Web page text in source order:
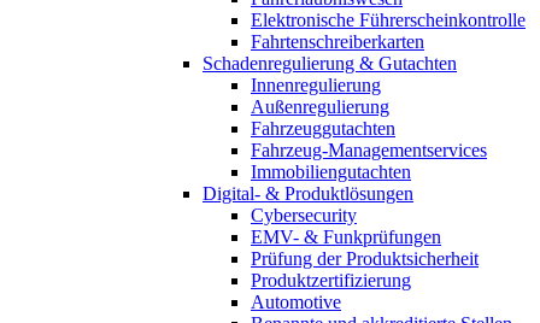
Elektronische Führerscheinkontrolle
Fahrtenschreiberkarten
Schadenregulierung & Gutachten
Innenregulierung
Außenregulierung
Fahrzeuggutachten
Fahrzeug-Managementservices
Immobiliengutachten
Digital- & Produktlösungen
Cybersecurity
EMV- & Funkprüfungen
Prüfung der Produktsicherheit
Produktzertifizierung
Automotive